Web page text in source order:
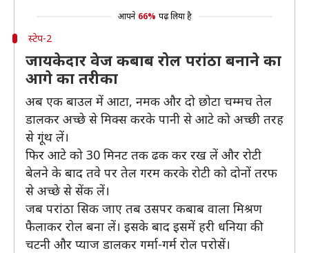
आपने 66% पढ़ लिया है
स्टेप-2
जायकेदार वेज कबाब रोल परांठा बनाने का
आगे का तरीका
अब एक बाउल में आटा, नमक और दो छोटा चम्मच तेल
डालकर अच्छे से मिक्स करके पानी से आटे को अच्छी तरह
से गूंथ लें।
फिर आटे को 30 मिनट तक ढक कर रख लें और रोटी
बेलने के बाद तवे पर तेल गरम करके रोटी को दोनों तरफ
से अच्छे से सेंक लें।
जब परांठा सिक जाए तब उसपर कबाब वाला मिश्रण
फैलाकर रोल बना लें। इसके बाद इसमें हरी धनिया की
चटनी और प्याज डालकर गर्मा-गर्म रोल परोसें।